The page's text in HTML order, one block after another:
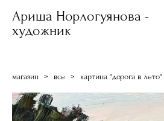
Ариша Норлогуянова -
художник
магазин > все > картина "дорога в лето"